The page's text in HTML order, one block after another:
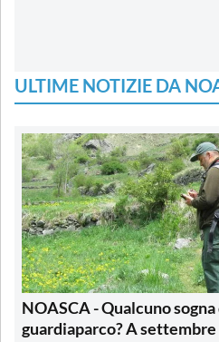
ULTIME NOTIZIE DA
NOASCA - Qualcuno
guardiaparco? A